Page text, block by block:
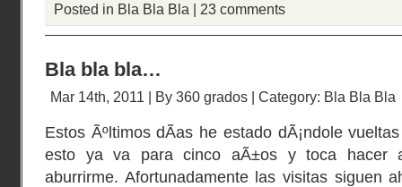
Posted in Bla Bla Bla | 23 comments
Bla bla bla…
Mar 14th, 2011 | By 360 grados | Category: Bla Bla Bla
Estos Ãºltimos dÃ­as he estado dÃ¡ndole
esto ya va para cinco aÃ±os y toca hacer
aburrirme. Afortunadamente las visitas siguen